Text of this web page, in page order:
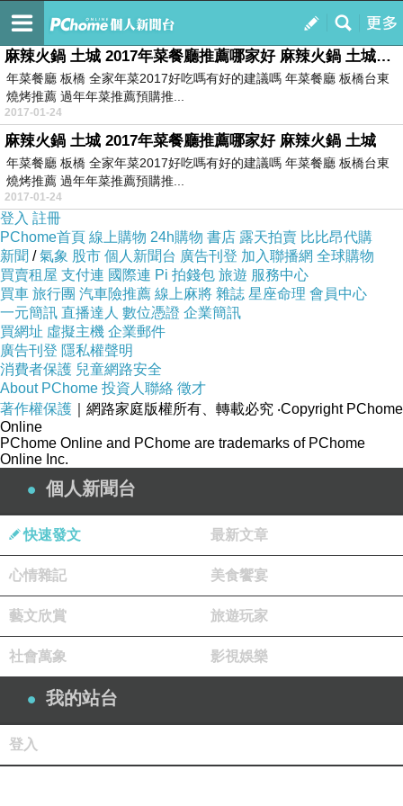
我的
訂閱
麻辣火鍋 土城 2017年菜餐廳推薦哪家好 麻辣火鍋 土城@E@@E@
年菜餐廳 板橋 全家年菜2017好吃嗎有好的建議嗎 年菜餐廳 板橋台東
燒烤推薦 過年年菜推薦預購推...
2017-01-24
麻辣火鍋 土城 2017年菜餐廳推薦哪家好 麻辣火鍋 土城
年菜餐廳 板橋 全家年菜2017好吃嗎有好的建議嗎 年菜餐廳 板橋台東
燒烤推薦 過年年菜推薦預購推...
2017-01-24
登入 註冊
PChome首頁 線上購物 24h購物 書店 露天拍賣 比比昂代購
新聞 /氣象 股市 個人新聞台 廣告刊登 加入聯播網 全球購物
買賣租屋 支付連 國際連 Pi 拍錢包 旅遊 服務中心
買車 旅行團 汽車險推薦 線上麻將 雜誌 星座命理 會員中心
一元簡訊 直播達人 數位憑證 企業簡訊
買網址 虛擬主機 企業郵件
廣告刊登 隱私權聲明
消費者保護 兒童網路安全
About PChome 投資人聯絡 徵才
著作權保護 ｜網路家庭版權所有、轉載必究 ‧Copyright PChome
Online
PChome Online and PChome are trademarks of PChome
Online Inc.
個人新聞台
快速發文 最新文章
心情雜記 美食饗宴
藝文欣賞 旅遊玩家
社會萬象 影視娛樂
我的站台
登入